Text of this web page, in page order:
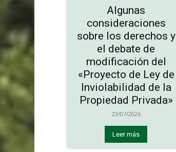
Algunas
consideraciones
sobre los derechos y
el debate de
modificación del
«Proyecto de Ley de
Inviolabilidad de la
Propiedad Privada»
23/07/2026
Leer más